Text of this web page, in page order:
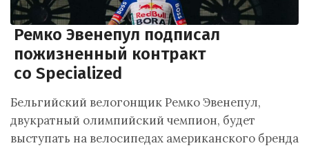
Ремко Эвенепул подписал
пожизненный контракт
со Specialized
Бельгийский велогонщик Ремко Эвенепул,
двукратный олимпийский чемпион, будет
выступать на велосипедах американского бренда